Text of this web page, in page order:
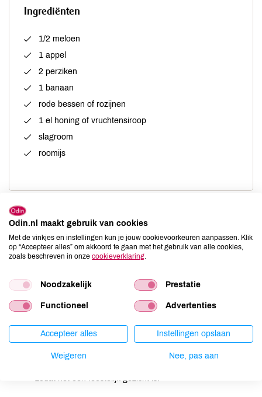
Ingrediënten
1/2 meloen
1 appel
2 perziken
1 banaan
rode bessen of rozijnen
1 el honing of vruchtensiroop
slagroom
roomijs
Bereiding
Snij van de meloen van de bovenkant een kapje af.
Verwijder de pitten en schep met een lepel het vruchtvlees
Snij het vruchtvlees in kleine stukken. Was en/of schil de
andere vruchten.
al het fruit, voeg honing of siroop toe en schep het
zodat het een feestelijk gezicht is.
Odin.nl maakt gebruik van cookies
Met de vinkjes en instellingen kun je jouw cookievoorkeuren aanpassen. Klik
op “Accepteer alles” om akkoord te gaan met het gebruik van alle cookies,
zoals beschreven in onze cookieverklaring
Noodzakelijk Prestatie
Functioneel Advertenties
Accepteer alles Instellingen opslaan
Weigeren Nee, pas aan